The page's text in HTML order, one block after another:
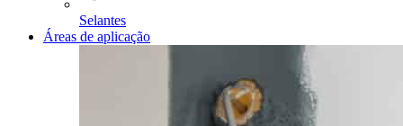
Selantes
Áreas de aplicação